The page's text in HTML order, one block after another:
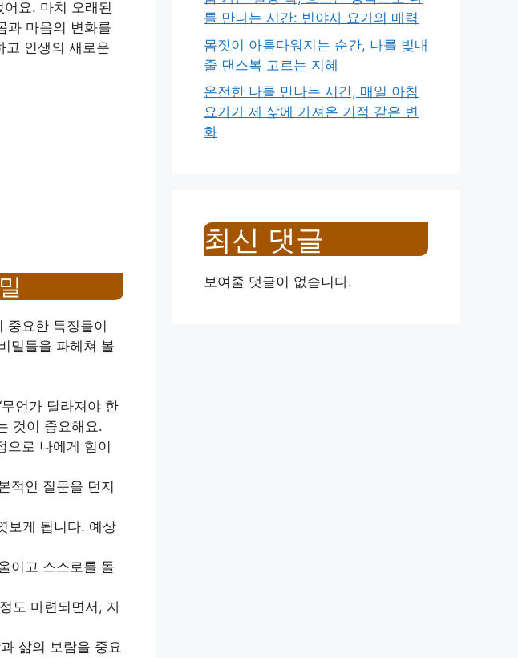
요. 마치 오래된
과 마음의 변화를
고 인생의 새로운
중요한 특징들이
밀들을 파헤쳐 볼
언가 달라져야 한
것이 중요해요.
으로 나에게 힘이
적인 질문을 던지
보게 됩니다. 예상
이고 스스로를 돌
도 마련되면서, 자
삶의 보람을 중요
를 만나는 시간: 빈야사 요가의 매력
몸짓이 아름다워지는 순간, 나를 빛내
줄 댄스복 고르는 지혜
온전한 나를 만나는 시간, 매일 아침
요가가 제 삶에 가져온 기적 같은 변
화
최신 댓글
보여줄 댓글이 없습니다.